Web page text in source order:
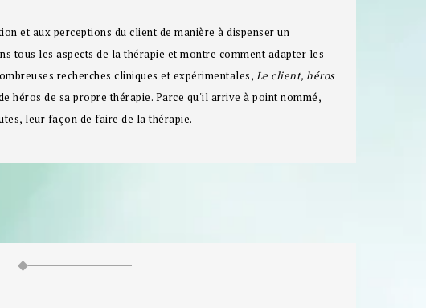
et aux perceptions du client de manière à dispenser un
tous les aspects de la thérapie et montre comment adapter les
recherches cliniques et expérimentales, Le client, héros
héros de sa propre thérapie. Parce qu'il arrive à point nommé,
leur façon de faire de la thérapie.